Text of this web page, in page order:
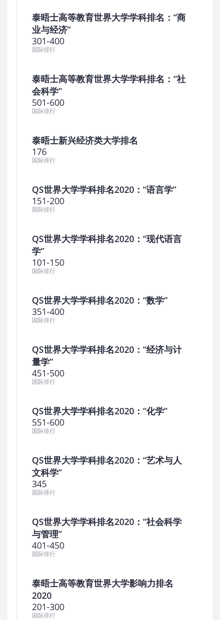
泰晤士高等教育世界大学学科排名：“商
业与经济”
301-400
国际排行
泰晤士高等教育世界大学学科排名：“社
会科学”
501-600
国际排行
泰晤士新兴经济类大学排名
176
国际排行
QS世界大学学科排名2020：“语言学”
151-200
国际排行
QS世界大学学科排名2020：“现代语言
学”
101-150
国际排行
QS世界大学学科排名2020：“数学”
351-400
国际排行
QS世界大学学科排名2020：“经济与计
量学”
451-500
国际排行
QS世界大学学科排名2020：“化学”
551-600
国际排行
QS世界大学学科排名2020：“艺术与人
文科学”
345
国际排行
QS世界大学学科排名2020：“社会科学
与管理”
401-450
国际排行
泰晤士高等教育世界大学影响力排名
2020
201-300
国际排行